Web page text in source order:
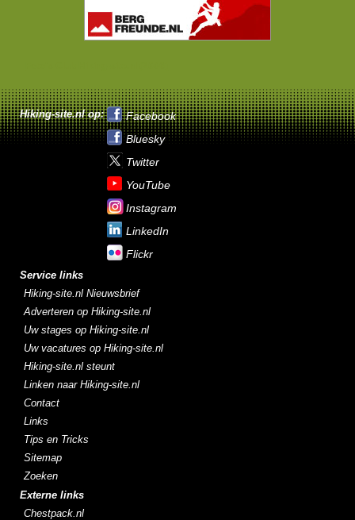
Hiking-site.nl op:
Facebook
Bluesky
Twitter
YouTube
Instagram
LinkedIn
Flickr
Service links
Hiking-site.nl Nieuwsbrief
Adverteren op Hiking-site.nl
Uw stages op Hiking-site.nl
Uw vacatures op Hiking-site.nl
Hiking-site.nl steunt
Linken naar Hiking-site.nl
Contact
Links
Tips en Tricks
Sitemap
Zoeken
Externe links
Chestpack.nl